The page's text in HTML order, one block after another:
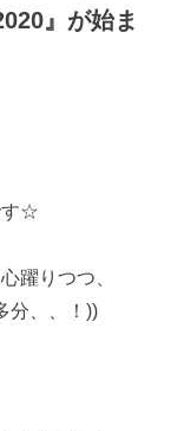
』が始ま
す☆
躍りつつ、
分、、！))